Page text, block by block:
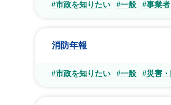
#市政を知りたい #一般 #事業者
消防年報
#市政を知りたい #一般 #災害